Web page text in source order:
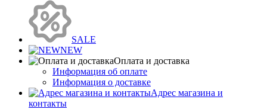
SALE
NEW
Оплата и доставка
Информация об оплате
Информация о доставке
Адрес магазина и
контакты